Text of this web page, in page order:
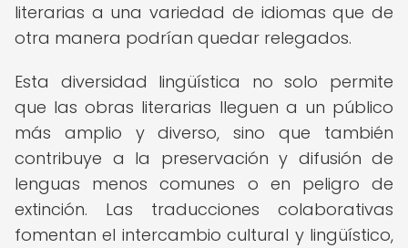
literarias a una variedad de idiomas que de
otra manera podrían quedar relegados.
Esta diversidad lingüística no solo permite
que las obras literarias lleguen a un público
más amplio y diverso, sino que también
contribuye a la preservación y difusión de
lenguas menos comunes o en peligro de
extinción. Las traducciones colaborativas
fomentan el intercambio cultural y lingüístico,